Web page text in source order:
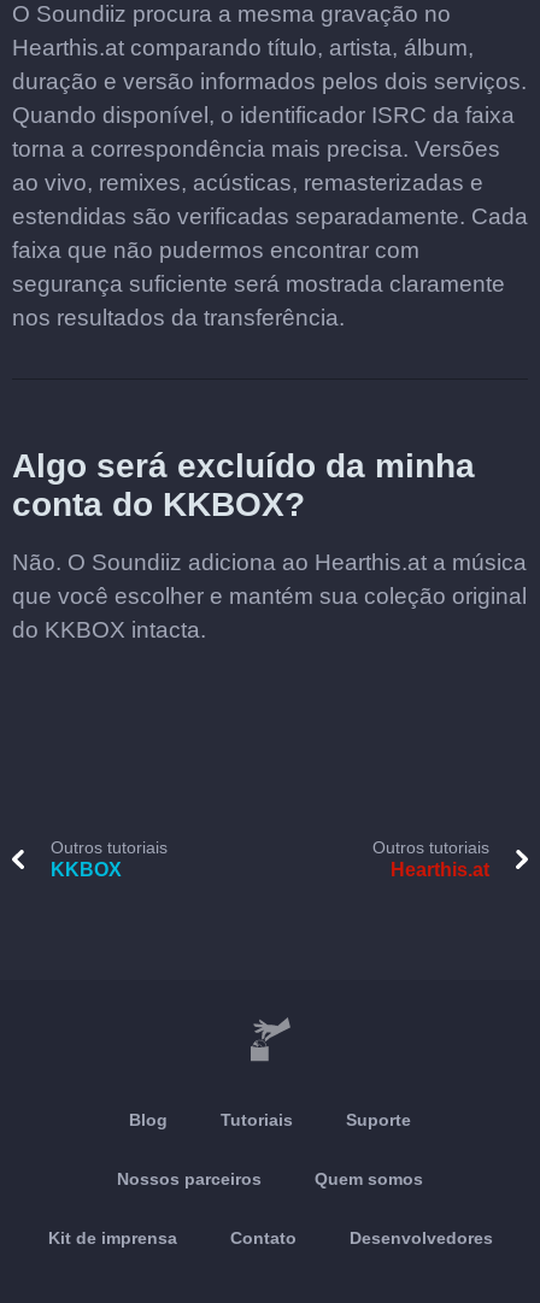
O Soundiiz procura a mesma gravação no
Hearthis.at comparando título, artista, álbum,
duração e versão informados pelos dois serviços.
Quando disponível, o identificador ISRC da faixa
torna a correspondência mais precisa. Versões
ao vivo, remixes, acústicas, remasterizadas e
estendidas são verificadas separadamente. Cada
faixa que não pudermos encontrar com
segurança suficiente será mostrada claramente
nos resultados da transferência.
Algo será excluído da minha
conta do KKBOX?
Não. O Soundiiz adiciona ao Hearthis.at a música
que você escolher e mantém sua coleção original
do KKBOX intacta.
Outros tutoriais
KKBOX
Outros tutoriais
Hearthis.at
Blog Tutoriais Suporte
Nossos parceiros Quem somos
Kit de imprensa Contato Desenvolvedores